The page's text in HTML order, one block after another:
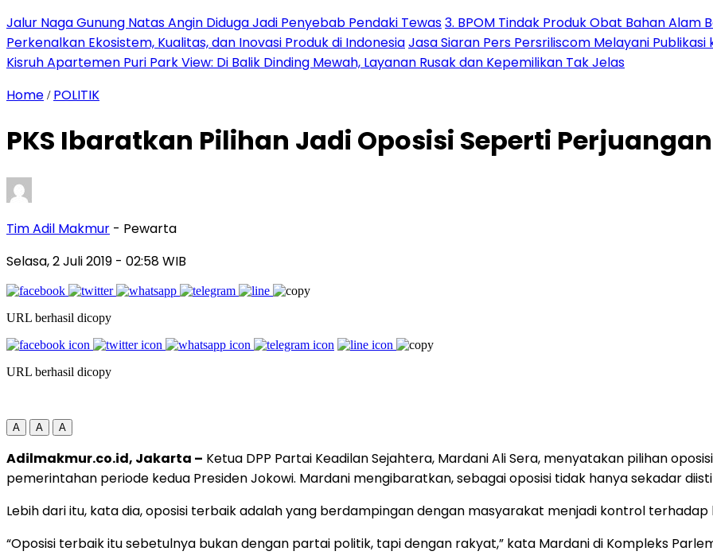
Jalur Naga Gunung Natas Angin Diduga Jadi Penyebab Pendaki Tewas3. BPOM Tindak Produk Obat Bahan Alam
Perkenalkan Ekosistem, Kualitas, dan Inovasi Produk di IndonesiaJasa Siaran Pers Persriliscom Melayani
Kisruh Apartemen Puri Park View: Di Balik Dinding Mewah, Layanan Rusak dan Kepemilikan Tak Jelas
Home / POLITIK
PKS Ibaratkan Pilihan Jadi Oposisi Seperti
Tim Adil Makmur - Pewarta
Selasa, 2 Juli 2019 - 02:58 WIB
URL berhasil dicopy
URL berhasil dicopy
A A A
Adilmakmur.co.id, Jakarta – Ketua DPP Partai Keadilan Sejahtera, Mardani Ali Sera, menyatakan pilihan
pemerintahan periode kedua Presiden Jokowi. Mardani mengibaratkan, sebagai oposisi tidak hanya sekadar
Lebih dari itu, kata dia, oposisi terbaik adalah yang berdampingan dengan masyarakat menjadi kontrol
“Oposisi terbaik itu sebetulnya bukan dengan partai politik, tapi dengan rakyat,” kata Mardani di Kompleks